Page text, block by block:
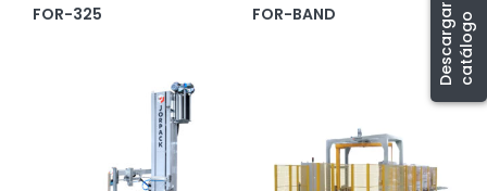
FOR-325 FOR-BAND D
e
s
c
a
r
g
a
r
c
a
t
á
l
o
go